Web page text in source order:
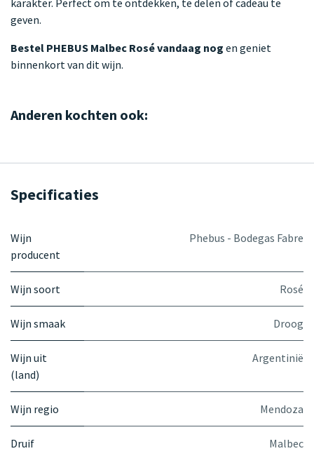
geven.
Bestel PHEBUS Malbec Rosé vandaag nog en geniet
binnenkort van dit wijn.
Anderen kochten ook:
Specificaties
Wijn
producent
Phebus - Bodegas Fabre
Wijn soort Rosé
Wijn smaak Droog
Wijn uit
(land)
Argentinië
Wijn regio Mendoza
Druif Malbec